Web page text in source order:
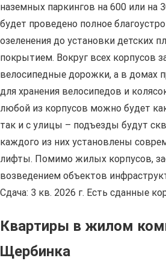
наземных паркингов на 600 или на
будет проведено полное
озеленения до установки детских
покрытием. Вокруг всех корпусов
велосипедные дорожки, а в домах
для хранения велосипедов и
любой из корпусов можно будет
так и с улицы – подъезды будут
каждого из них установлены
лифты. Помимо жилых корпусов,
возведением объектов
Сдача: 3 кв. 2026 г. Есть сданные
Квартиры в жилом
Щербинка